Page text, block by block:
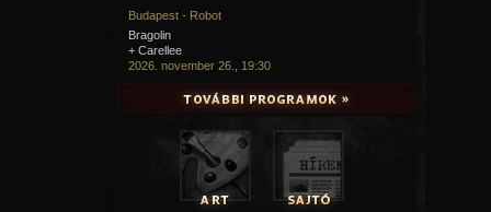
Budapest - Robot
Bragolin
+ Carellee
2026. november 26., 19:30